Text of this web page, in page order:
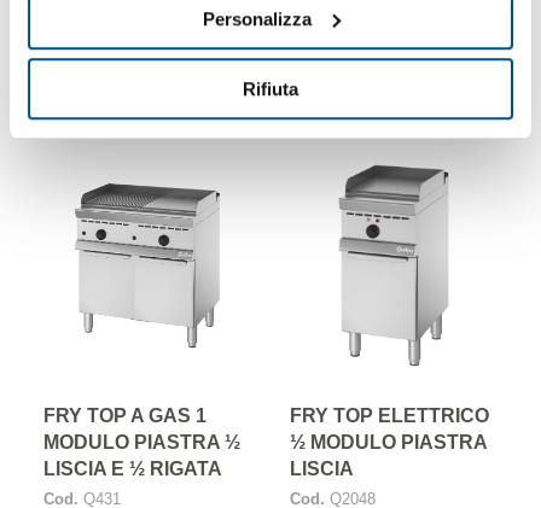
Personalizza
Rifiuta
2.600,00 €(+ IVA)
MODULO E 1
95,00 €(+ IVA)
FRY TOP A GAS 1
MODULO PIASTRA ½
LISCIA E ½ RIGATA
Cod. Q431
FRY TOP ELETTRICO
½ MODULO PIASTRA
LISCIA
Cod. Q2048